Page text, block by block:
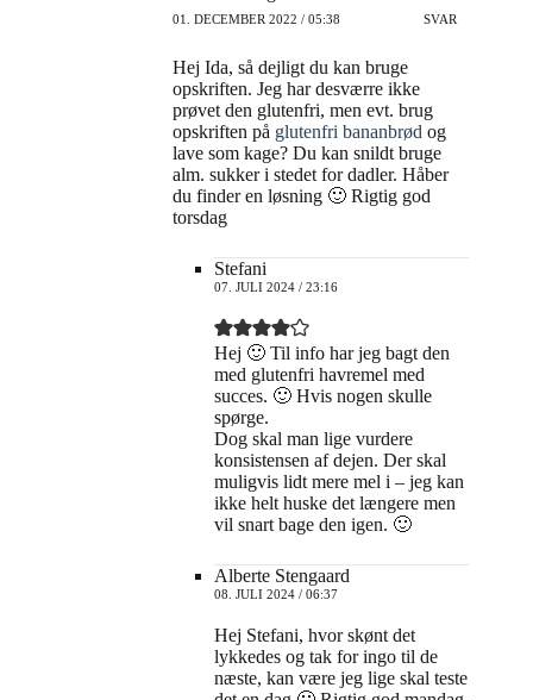
01. DECEMBER 2022 / 05:38 SVAR
Hej Ida, så dejligt du kan bruge
opskriften. Jeg har desværre ikke
prøvet den glutenfri, men evt. brug
opskriften på glutenfri bananbrød og
lave som kage? Du kan snildt bruge
alm. sukker i stedet for dadler. Håber
du finder en løsning 🙂 Rigtig god
torsdag
Stefani
07. JULI 2024 / 23:16
Hej 🙂 Til info har jeg bagt den
med glutenfri havremel med
succes. 🙂 Hvis nogen skulle
spørge.
Dog skal man lige vurdere
konsistensen af dejen. Der skal
muligvis lidt mere mel i – jeg kan
ikke helt huske det længere men
vil snart bage den igen. 🙂
Alberte Stengaard
08. JULI 2024 / 06:37
Hej Stefani, hvor skønt det
lykkedes og tak for ingo til de
næste, kan være jeg lige skal teste